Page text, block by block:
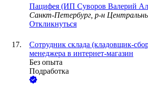
Пацифея (ИП Суворов Валерий
Санкт-Петербург, р-н
Откликнуться
Сотрудник склада (кладовщик-
менеджера в интернет-магазин
Без опыта
Подработка